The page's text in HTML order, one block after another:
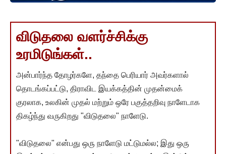
விடுதலை வளர்ச்சிக்கு
உரமிடுங்கள்..
அன்பார்ந்த தோழர்களே, தந்தை பெரியார் அவர்களால்
தொடங்கப்பட்டு, திராவிட இயக்கத்தின் முதன்மைக்
குரலாக, உலகின் முதல் மற்றும் ஒரே பகுத்தறிவு நாளேடாக
திகழ்ந்து வருகிறது "விடுதலை" நாளேடு.
"விடுதலை" என்பது ஒரு நாளேடு மட்டுமல்ல; இது ஒரு